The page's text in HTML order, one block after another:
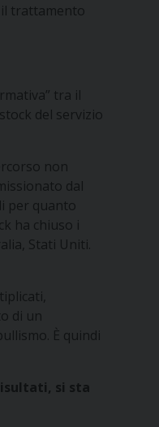
trattamento
tra il
del servizio
non
dal
per quanto
ha chiuso i
Stati Uniti.
di un
È quindi
si sta